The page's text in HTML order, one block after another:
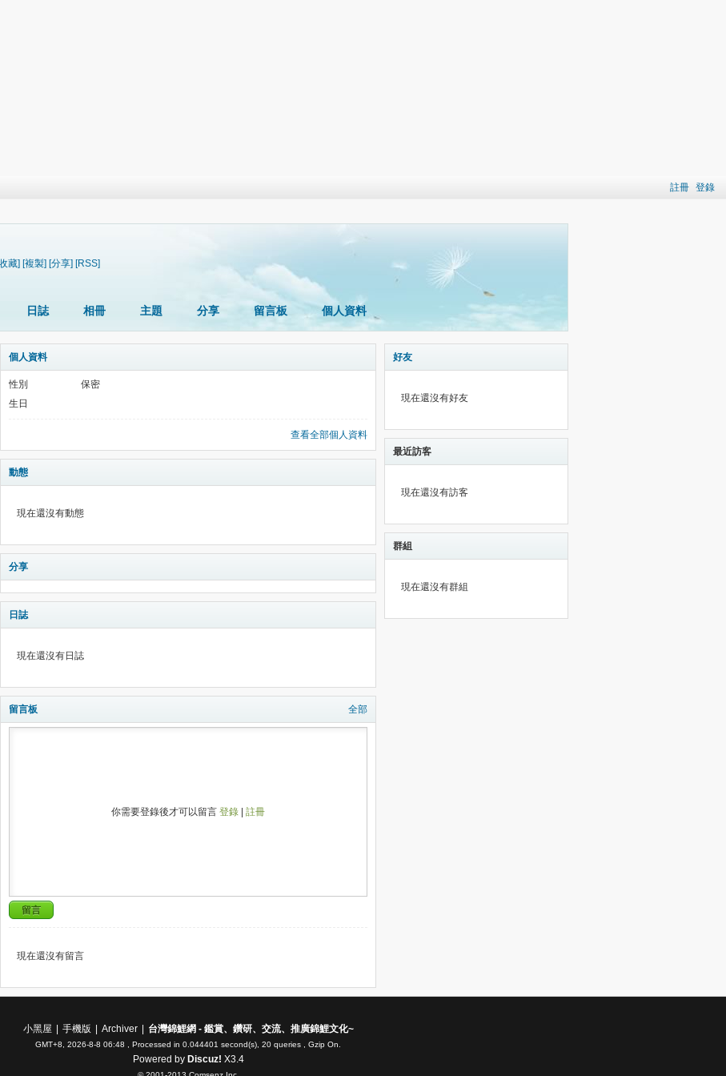
註冊 登錄
藏] [複製] [分享] [RSS]
日誌 相冊 主題 分享 留言板 個人資料
個人資料
性別
保密
生日
查看全部個人資料
動態
現在還沒有動態
分享
日誌
現在還沒有日誌
留言板 全部
你需要登錄後才可以留言 登錄 註冊
留言
現在還沒有留言
好友
現在還沒有好友
最近訪客
現在還沒有訪客
群組
現在還沒有群組
小黑屋 手機版 Archiver 台灣錦鯉網 - 鑑賞、鑽研、交流、推廣錦鯉文化~
GMT+8, 2026-8-8 06:48 , Processed in 0.044401 second(s), 20 queries , Gzip On.
Powered by Discuz! X3.4